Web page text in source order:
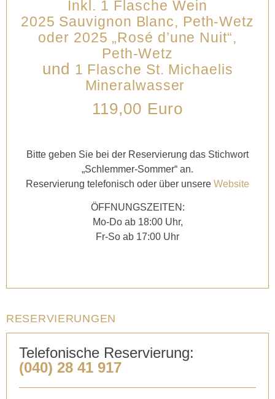
Inkl. 1 Flasche Wein
2025 Sauvignon Blanc, Peth-Wetz
oder 2025 „Rosé d’une Nuit“,
Peth-Wetz
und 1 Flasche St. Michaelis
Mineralwasser
119,00 Euro
Bitte geben Sie bei der Reservierung das Stichwort
„Schlemmer-Sommer“ an.
Reservierung telefonisch oder über unsere Website
ÖFFNUNGSZEITEN:
Mo-Do ab 18:00 Uhr,
Fr-So ab 17:00 Uhr
RESERVIERUNGEN
Telefonische Reservierung:
(040) 28 41 917